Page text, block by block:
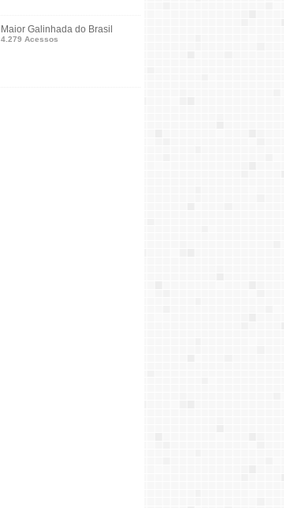
Maior Galinhada do Brasil
4.279 Acessos